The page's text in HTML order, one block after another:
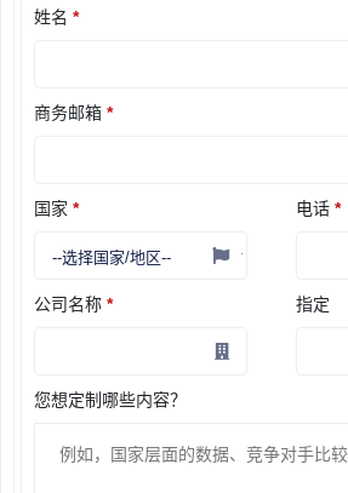
姓名 *
商务邮箱 *
国家 * 电话 *
公司名称 * 指定
您想定制哪些内容？